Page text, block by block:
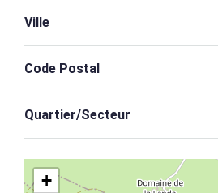
Ville
Code Postal
Quartier/Secteur
+